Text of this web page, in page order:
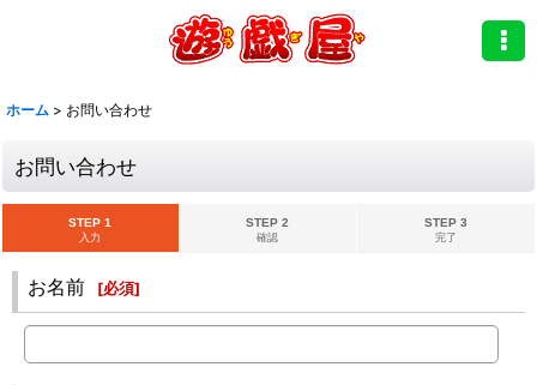
ホーム > お問い合わせ
お問い合わせ
STEP 1
入力
STEP 2
確認
STEP 3
完了
お名前 [必須]